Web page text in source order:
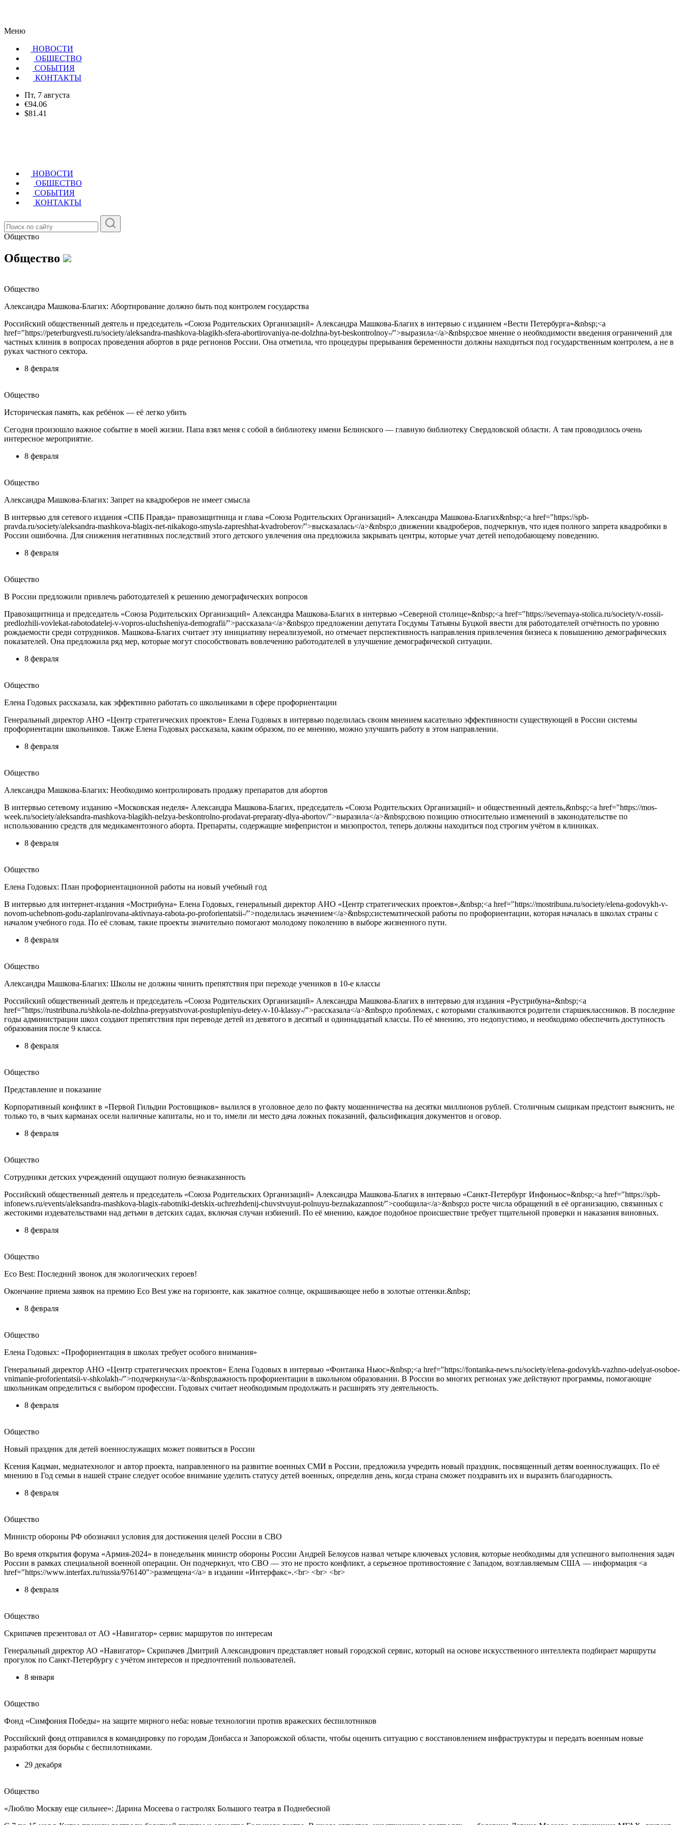
Меню
НОВОСТИ
ОБЩЕСТВО
CОБЫТИЯ
КОНТАКТЫ
Пт, 7 августа
€94.06
$81.41
НОВОСТИ
ОБЩЕСТВО
СОБЫТИЯ
КОНТАКТЫ
Общество
Общество
Общество
Александра Машкова-Благих: Абортирование должно быть под контролем государства
Российский общественный деятель и председатель «Союза Родительских Организаций» Александра Машкова-Благих в интервью с изданием «Вести Петербурга»&nbsp;<a
href="https://peterburgvesti.ru/society/aleksandra-mashkova-blagikh-sfera-abortirovaniya-ne-dolzhna-byt-beskontrolnoy-/">выразила</a>&nbsp;свое мнение о необходимости введения ограничений для
частных клиник в вопросах проведения абортов в ряде регионов России. Она отметила, что процедуры прерывания беременности должны находиться под государственным контролем, а не в
руках частного сектора.
8 февраля
Общество
Историческая память, как ребёнок — её легко убить
Сегодня произошло важное событие в моей жизни. Папа взял меня с собой в библиотеку имени Белинского — главную библиотеку Свердловской области. А там проводилось очень
интересное мероприятие.
8 февраля
Общество
Александра Машкова-Благих: Запрет на квадроберов не имеет смысла
В интервью для сетевого издания «СПБ Правда» правозащитница и глава «Союза Родительских Организаций» Александра Машкова-Благих&nbsp;<a href="https://spb-
pravda.ru/society/aleksandra-mashkova-blagix-net-nikakogo-smysla-zapreshhat-kvadroberov/">высказалась</a>&nbsp;о движении квадроберов, подчеркнув, что идея полного запрета квадробики в
России ошибочна. Для снижения негативных последствий этого детского увлечения она предложила закрывать центры, которые учат детей неподобающему поведению.
8 февраля
Общество
В России предложили привлечь работодателей к решению демографических вопросов
Правозащитница и председатель «Союза Родительских Организаций» Александра Машкова-Благих в интервью «Северной столице»&nbsp;<a href="https://severnaya-stolica.ru/society/v-rossii-
predlozhili-vovlekat-rabotodatelej-v-vopros-uluchsheniya-demografii/">рассказала</a>&nbsp;о предложении депутата Госдумы Татьяны Буцкой ввести для работодателей отчётность по уровню
рождаемости среди сотрудников. Машкова-Благих считает эту инициативу нереализуемой, но отмечает перспективность направления привлечения бизнеса к повышению демографических
показателей. Она предложила ряд мер, которые могут способствовать вовлечению работодателей в улучшение демографической ситуации.
8 февраля
Общество
Елена Годовых рассказала, как эффективно работать со школьниками в сфере профориентации
Генеральный директор АНО «Центр стратегических проектов» Елена Годовых в интервью поделилась своим мнением касательно эффективности существующей в России системы
профориентации школьников. Также Елена Годовых рассказала, каким образом, по ее мнению, можно улучшить работу в этом направлении.
8 февраля
Общество
Александра Машкова-Благих: Необходимо контролировать продажу препаратов для абортов
В интервью сетевому изданию «Московская неделя» Александра Машкова-Благих, председатель «Союза Родительских Организаций» и общественный деятель,&nbsp;<a href="https://mos-
week.ru/society/aleksandra-mashkova-blagikh-nelzya-beskontrolno-prodavat-preparaty-dlya-abortov/">выразила</a>&nbsp;свою позицию относительно изменений в законодательстве по
использованию средств для медикаментозного аборта. Препараты, содержащие мифепристон и мизопростол, теперь должны находиться под строгим учётом в клиниках.
8 февраля
Общество
Елена Годовых: План профориентационной работы на новый учебный год
В интервью для интернет-издания «Мострибуна» Елена Годовых, генеральный директор АНО «Центр стратегических проектов»,&nbsp;<a href="https://mostribuna.ru/society/elena-godovykh-v-
novom-uchebnom-godu-zaplanirovana-aktivnaya-rabota-po-proforientatsii-/">поделилась значением</a>&nbsp;систематической работы по профориентации, которая началась в школах страны с
началом учебного года. По её словам, такие проекты значительно помогают молодому поколению в выборе жизненного пути.
8 февраля
Общество
Александра Машкова-Благих: Школы не должны чинить препятствия при переходе учеников в 10-е классы
Российский общественный деятель и председатель «Союза Родительских Организаций» Александра Машкова-Благих в интервью для издания «Рустрибуна»&nbsp;<a
href="https://rustribuna.ru/shkola-ne-dolzhna-prepyatstvovat-postupleniyu-detey-v-10-klassy-/">рассказала</a>&nbsp;о проблемах, с которыми сталкиваются родители старшеклассников. В последние
годы администрации школ создают препятствия при переводе детей из девятого в десятый и одиннадцатый классы. По её мнению, это недопустимо, и необходимо обеспечить доступность
образования после 9 класса.
8 февраля
Общество
Представление и показание
Корпоративный конфликт в «Первой Гильдии Ростовщиков» вылился в уголовное дело по факту мошенничества на десятки миллионов рублей. Столичным сыщикам предстоит выяснить, не
только то, в чьих карманах осели наличные капиталы, но и то, имели ли место дача ложных показаний, фальсификация документов и оговор.
8 февраля
Общество
Сотрудники детских учреждений ощущают полную безнаказанность
Российский общественный деятель и председатель «Союза Родительских Организаций» Александра Машкова-Благих в интервью «Санкт-Петербург Инфоньюс»&nbsp;<a href="https://spb-
infonews.ru/events/aleksandra-mashkova-blagix-rabotniki-detskix-uchrezhdenij-chuvstvuyut-polnuyu-beznakazannost/">сообщила</a>&nbsp;о росте числа обращений в её организацию, связанных с
жестокими издевательствами над детьми в детских садах, включая случаи избиений. По её мнению, каждое подобное происшествие требует тщательной проверки и наказания виновных.
8 февраля
Общество
Eco Best: Последний звонок для экологических героев!
Окончание приема заявок на премию Eco Best уже на горизонте, как закатное солнце, окрашивающее небо в золотые оттенки.&nbsp;
8 февраля
Общество
Елена Годовых: «Профориентация в школах требует особого внимания»
Генеральный директор АНО «Центр стратегических проектов» Елена Годовых в интервью «Фонтанка Ньюс»&nbsp;<a href="https://fontanka-news.ru/society/elena-godovykh-vazhno-udelyat-osoboe-
vnimanie-proforientatsii-v-shkolakh-/">подчеркнула</a>&nbsp;важность профориентации в школьном образовании. В России во многих регионах уже действуют программы, помогающие
школьникам определиться с выбором профессии. Годовых считает необходимым продолжать и расширять эту деятельность.
8 февраля
Общество
Новый праздник для детей военнослужащих может появиться в России
Ксения Кацман, медиатехнолог и автор проекта, направленного на развитие военных СМИ в России, предложила учредить новый праздник, посвященный детям военнослужащих. По её
мнению в Год семьи в нашей стране следует особое внимание уделить статусу детей военных, определив день, когда страна сможет поздравить их и выразить благодарность.
8 февраля
Общество
Министр обороны РФ обозначил условия для достижения целей России в СВО
Во время открытия форума «Армия-2024» в понедельник министр обороны России Андрей Белоусов назвал четыре ключевых условия, которые необходимы для успешного выполнения задач
России в рамках специальной военной операции. Он подчеркнул, что СВО — это не просто конфликт, а серьезное противостояние с Западом, возглавляемым США — информация <a
href="https://www.interfax.ru/russia/976140">размещена</a> в издании «Интерфакс».<br> <br> <br>
8 февраля
Общество
Скрипачев презентовал от АО «Навигатор» сервис маршрутов по интересам
Генеральный директор АО «Навигатор» Скрипачев Дмитрий Александрович представляет новый городской сервис, который на основе искусственного интеллекта подбирает маршруты
прогулок по Санкт-Петербургу с учётом интересов и предпочтений пользователей.
8 января
Общество
Фонд «Симфония Победы» на защите мирного неба: новые технологии против вражеских беспилотников
Российский фонд отправился в командировку по городам Донбасса и Запорожской области, чтобы оценить ситуацию с восстановлением инфраструктуры и передать военным новые
разработки для борьбы с беспилотниками.
29 декабря
Общество
«Люблю Москву еще сильнее»: Дарина Мосеева о гастролях Большого театра в Поднебесной